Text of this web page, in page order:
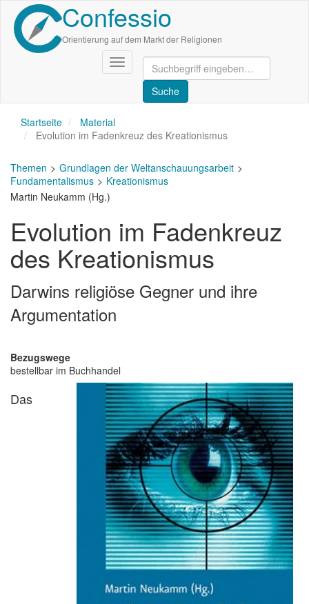
Direkt
zum
Inhalt
Confessio
Orientierung auf dem Markt der Religionen
Navigation
aktivieren/deaktivieren
Startseite
Material
Evolution im Fadenkreuz des Kreationismus
Themen
Grundlagen der Weltanschauungsarbeit
Fundamentalismus
Kreationismus
Martin Neukamm (Hg.)
Evolution im Fadenkreuz
des Kreationismus
Darwins religiöse Gegner und ihre
Argumentation
Bezugswege
bestellbar im Buchhandel
Das